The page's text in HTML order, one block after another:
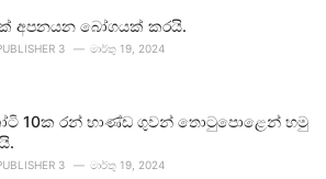
අපනයන බෝගයක් කරයි.
3 මාර්තු 19, 2024
10ක රන් භාණ්ඩ ගුවන් තොටුපොළෙන් හමු
3 මාර්තු 19, 2024